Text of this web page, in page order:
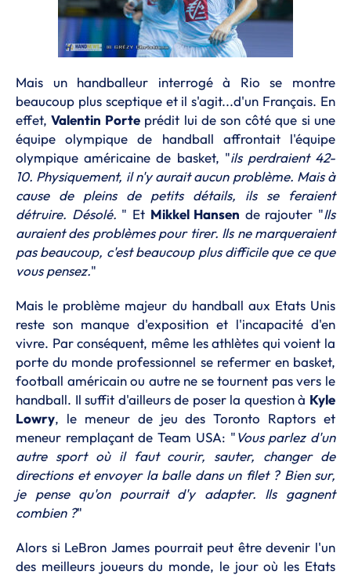
Mais un handballeur interrogé à Rio se montre
beaucoup plus sceptique et il s'agit...d'un Français. En
effet,Valentin Porteprédit lui de son côté que si une
équipe olympique de handball affrontait l'équipe
olympique américaine de basket, "ils perdraient 42-
10. Physiquement, il n'y aurait aucun problème. Mais à
cause de pleins de petits détails, ils se feraient
détruire. Désolé. " Et Mikkel Hansen de rajouter "Ils
auraient des problèmes pour tirer. Ils ne marqueraient
pas beaucoup, c'est beaucoup plus difficile que ce que
vous pensez."
Mais le problème majeur du handball aux Etats Unis
reste son manque d'exposition et l'incapacité d'en
vivre. Par conséquent, même les athlètes qui voient la
porte du monde professionnel se refermer en basket,
football américain ou autre ne se tournent pas vers le
handball. Il suffit d'ailleurs de poser la question à Kyle
Lowry, le meneur de jeu des Toronto Raptors et
meneur remplaçant de Team USA: "Vous parlez d'un
autre sport où il faut courir, sauter, changer de
directions et envoyer la balle dans un filet ? Bien sur,
je pense qu'on pourrait d'y adapter. Ils gagnent
combien ?"
Alors si LeBron James pourrait peut être devenir l'un
des meilleurs joueurs du monde, le jour où les Etats